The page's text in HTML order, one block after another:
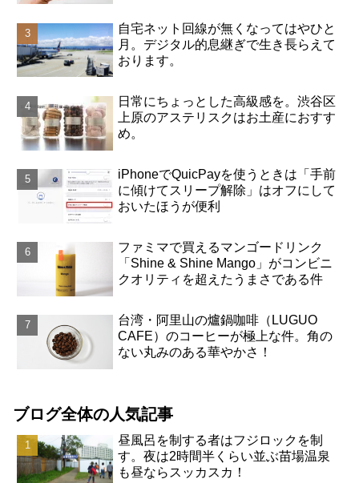
自宅ネット回線が無くなってはやひと
月。デジタル的息継ぎで生き長らえて
おります。
日常にちょっとした高級感を。渋谷区
上原のアステリスクはお土産におすす
め。
iPhoneでQuicPayを使うときは「手前
に傾けてスリープ解除」はオフにして
おいたほうが便利
ファミマで買えるマンゴードリンク
「Shine & Shine Mango」がコンビニ
クオリティを超えたうまさである件
台湾・阿里山の爐鍋咖啡（LUGUO
CAFE）のコーヒーが極上な件。角の
ない丸みのある華やかさ！
ブログ全体の人気記事
昼風呂を制する者はフジロックを制
す。夜は2時間半くらい並ぶ苗場温泉
も昼ならスッカスカ！